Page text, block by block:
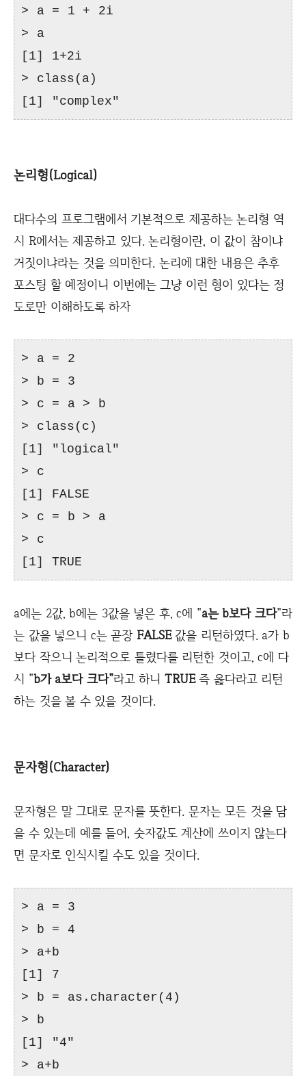
> a = 1 + 2i
> a
[1] 1+2i
> class(a)
[1] "complex"
논리형(Logical)
대다수의 프로그램에서 기본적으로 제공하는 논리형 역
시 R에서는 제공하고 있다. 논리형이란, 이 값이 참이냐
거짓이냐라는 것을 의미한다. 논리에 대한 내용은 추후
포스팅 할 예정이니 이번에는 그냥 이런 형이 있다는 정
도로만 이해하도록 하자
> a = 2
> b = 3
> c = a > b
> class(c)
[1] "logical"
> c
[1] FALSE
> c = b > a
> c
[1] TRUE
a에는 2값, b에는 3값을 넣은 후, c에 "a는 b보다 크다"라
는 값을 넣으니 c는 곧장 FALSE값을 리턴하였다. a가 b
보다 작으니 논리적으로 틀렸다를 리턴한 것이고, c에 다
시 "b가 a보다 크다"라고 하니 TRUE즉 옳다라고 리턴
하는 것을 볼 수 있을 것이다.
문자형(Character)
문자형은 말 그대로 문자를 뜻한다. 문자는 모든 것을 담
을 수 있는데 예를 들어, 숫자값도 계산에 쓰이지 않는다
면 문자로 인식시킬 수도 있을 것이다.
> a = 3
> b = 4
> a+b
[1] 7
> b = as.character(4)
> b
[1] "4"
> a+b